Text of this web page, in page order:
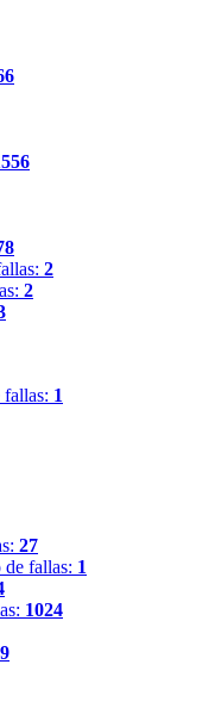
2
2
1
27
fallas: 1
1024